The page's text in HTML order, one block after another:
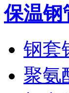
保温钢
钢套
聚氨